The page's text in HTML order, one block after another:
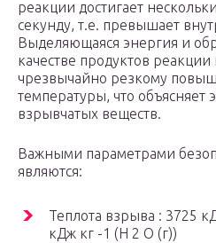
реакции достигает
секунду, т.е. превышает
Выделяющаяся энергия и
качестве продуктов реакции
чрезвычайно резкому
температуры, что объясняет
взрывчатых веществ.
Важными параметрами
являются:
Теплота взрыва : 3725
кДж кг -1 (H 2 O (г))